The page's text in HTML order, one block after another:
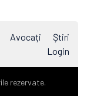
Avocați
Știri
Login
rezervate.